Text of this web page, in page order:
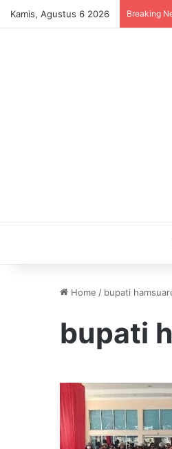
Kamis, Agustus 6 2026 Breaking
Home / bupati
bupati